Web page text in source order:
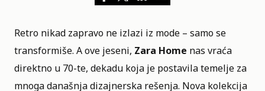
Retro nikad zapravo ne izlazi iz mode – samo se
transformiše. A ove jeseni, Zara Home nas vraća
direktno u 70-te, dekadu koja je postavila temelje za
mnoga današnja dizajnerska rešenja. Nova kolekcija